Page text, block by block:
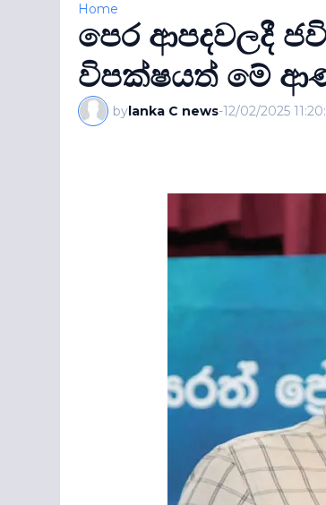
Home
පෙර ආපදවලදී
විපක්ෂයත් මේ
bylanka C news-12/02/2025